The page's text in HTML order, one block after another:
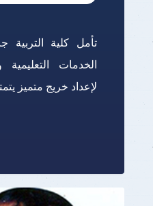
تأمل كلية التربية
الخدمات التعليمية
لإعداد خريج متميز